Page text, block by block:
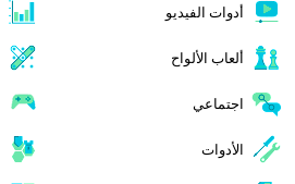
أدوات الفيديو
ألعاب الألواح
اجتماعي
الأدوات